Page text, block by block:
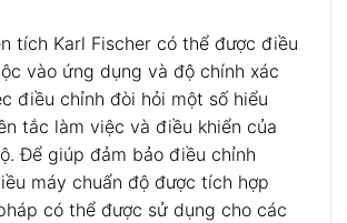
tích Karl Fischer có thể được điều
vào ứng dụng và độ chính xác
điều chỉnh đòi hỏi một số hiểu
tắc làm việc và điều khiển của
Để giúp đảm bảo điều chỉnh
máy chuẩn độ được tích hợp
có thể được sử dụng cho các